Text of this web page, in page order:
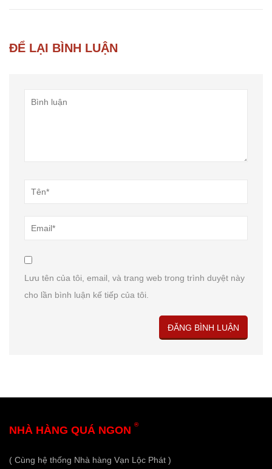
ĐỂ LẠI BÌNH LUẬN
Lưu tên của tôi, email, và trang web trong trình duyệt này
cho lần bình luận kế tiếp của tôi.
NHÀ HÀNG QUÁ NGON ®
( Cùng hệ thống Nhà hàng Vạn Lộc Phát )